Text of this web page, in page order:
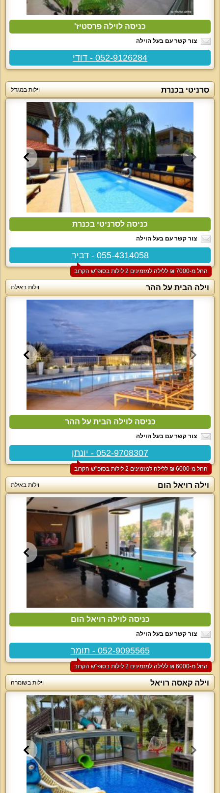
כניסה לוילה פרסטיז'
צור קשר עם בעל הוילה
052-9126284 - דודי
סרניטי בכנרת וילות במגדל
כניסה לסרניטי בכנרת
צור קשר עם בעל הוילה
055-4314058 - דביר
החל מ-‏7000 ₪ ללילה למזמינים 2 לילות בסופ"ש הקרוב
וילה הבית על ההר וילות באילת
כניסה לוילה הבית על ההר
צור קשר עם בעל הוילה
052-9708307 - יונתן
החל מ-‏6000 ₪ ללילה למזמינים 2 לילות בסופ"ש הקרוב
וילה רויאל הום וילות באילת
כניסה לוילה רויאל הום
צור קשר עם בעל הוילה
052-9095565 - תומר
החל מ-‏6000 ₪ ללילה למזמינים 2 לילות בסופ"ש הקרוב
וילה קאסה רויאל וילות בשומרה